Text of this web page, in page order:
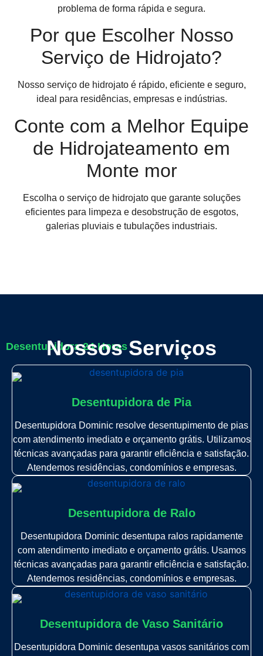
problema de forma rápida e segura.
Por que Escolher Nosso
Serviço de Hidrojato?
Nosso serviço de hidrojato é rápido, eficiente e seguro,
ideal para residências, empresas e indústrias.
Conte com a Melhor Equipe
de Hidrojateamento em
Monte mor
Escolha o serviço de hidrojato que garante soluções
eficientes para limpeza e desobstrução de esgotos,
galerias pluviais e tubulações industriais.
Desentupidora 24 Horas
Nossos Serviços
Desentupidora de Pia
Desentupidora Dominic resolve desentupimento de pias
com atendimento imediato e orçamento grátis. Utilizamos
técnicas avançadas para garantir eficiência e satisfação.
Atendemos residências, condomínios e empresas.
Desentupidora de Ralo
Desentupidora Dominic desentupa ralos rapidamente
com atendimento imediato e orçamento grátis. Usamos
técnicas avançadas para garantir eficiência e satisfação.
Atendemos residências, condomínios e empresas.
Desentupidora de Vaso Sanitário
Desentupidora Dominic desentupa vasos sanitários com